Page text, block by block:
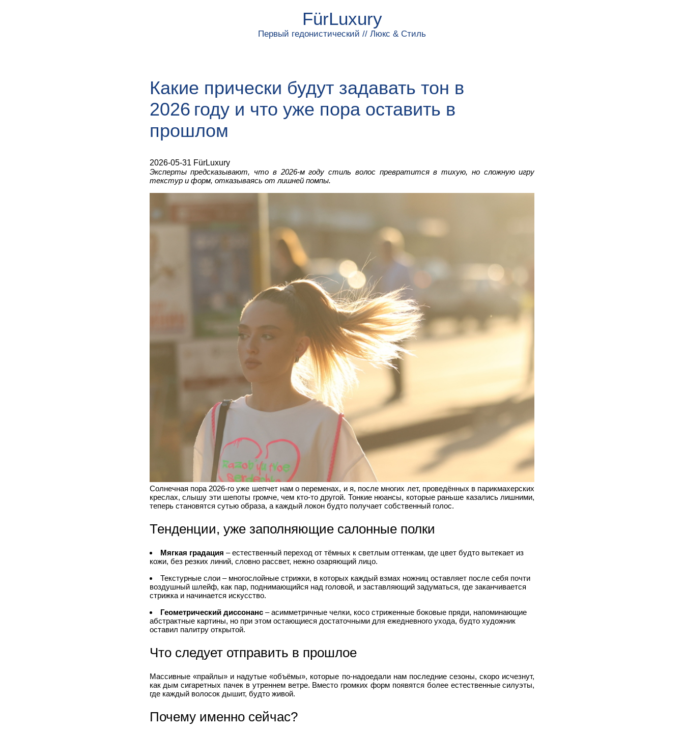
FürLuxury
Первый гедонистический // Люкс & Стиль
Какие прически будут задавать тон в
2026 году и что уже пора оставить в
прошлом
2026-05-31 FürLuxury
Эксперты предсказывают, что в 2026‑м году стиль волос превратится в тихую, но сложную игру
текстур и форм, отказываясь от лишней помпы.
Солнечная пора 2026‑го уже шепчет нам о переменах, и я, после многих лет, проведённых в парикмахерских
креслах, слышу эти шепоты громче, чем кто‑то другой. Тонкие нюансы, которые раньше казались лишними,
теперь становятся сутью образа, а каждый локон будто получает собственный голос.
Тенденции, уже заполняющие салонные полки
Мягкая градация – естественный переход от тёмных к светлым оттенкам, где цвет будто вытекает из
кожи, без резких линий, словно рассвет, нежно озаряющий лицо.
Текстурные слои – многослойные стрижки, в которых каждый взмах ножниц оставляет после себя почти
воздушный шлейф, как пар, поднимающийся над головой, и заставляющий задуматься, где заканчивается
стрижка и начинается искусство.
Геометрический диссонанс– асимметричные челки, косо стриженные боковые пряди, напоминающие
абстрактные картины, но при этом остающиеся достаточными для ежедневного ухода, будто художник
оставил палитру открытой.
Что следует отправить в прошлое
Массивные «прайлы» и надутые «объёмы», которые по‑надоедали нам последние сезоны, скоро исчезнут,
как дым сигаретных пачек в утреннем ветре. Вместо громких форм появятся более естественные силуэты,
где каждый волосок дышит, будто живой.
Почему именно сейчас?